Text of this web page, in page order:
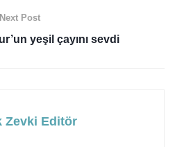
Next Post
yeşil çayını sevdi
Zevki Editör